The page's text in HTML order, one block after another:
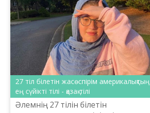
27 тіл білетін жасөспірім америкалықтың
ең сүйікті тілі - қазақ тілі
Әлемнің 27 тілін білетін